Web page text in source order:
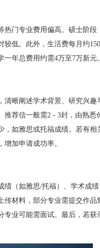
门专业费用偏高。硕士阶段
较低。此外，生活费每月约
年总费用约需4万至7万新元。
清晰阐述学术背景、研究兴趣
推荐信一般需2 - 3封，由熟悉
，如雅思或托福成绩。若有相
加申请成功率。
绩（如雅思/托福）、学术成绩
传材料，部分专业需提交作品
专业可能需面试。最后，若获